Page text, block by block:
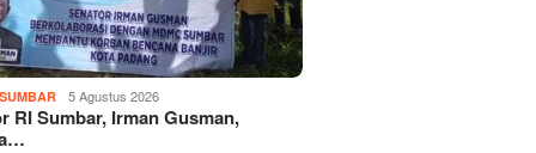
SUMBAR 5 Agustus 2026
RI Sumbar, Irman Gusman,